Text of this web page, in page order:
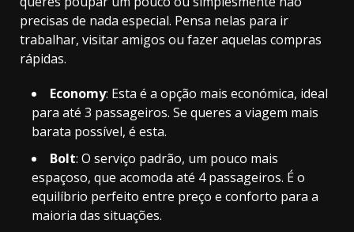
precisas de nada especial. Pensa nelas para ir
trabalhar, visitar amigos ou fazer aquelas compras
rápidas.
Economy: Esta é a opção mais económica, ideal
para até 3 passageiros. Se queres a viagem mais
barata possível, é esta.
Bolt: O serviço padrão, um pouco mais
espaçoso, que acomoda até 4 passageiros. É o
equilíbrio perfeito entre preço e conforto para a
maioria das situações.